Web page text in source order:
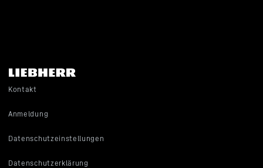
Kontakt
Anmeldung
Datenschutzeinstellungen
Datenschutzerklärung